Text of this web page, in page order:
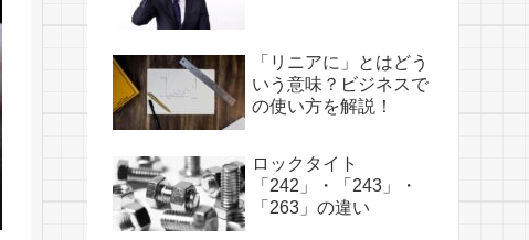
「リニアに」とはどう
いう意味？ビジネスで
の使い方を解説！
ロックタイト
「242」・「243」・
「263」の違い